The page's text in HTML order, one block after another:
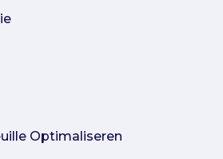
Optimaliseren